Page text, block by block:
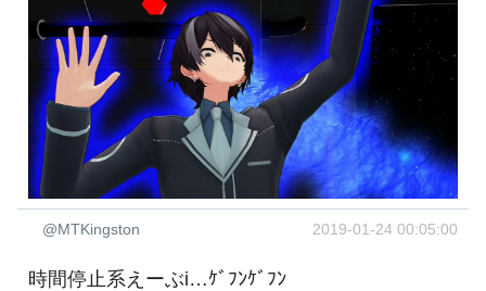
@MTKingston 2019-01-24 00:05:00
時間停止系えーぶi…ｹﾞﾌﾝｹﾞﾌﾝ